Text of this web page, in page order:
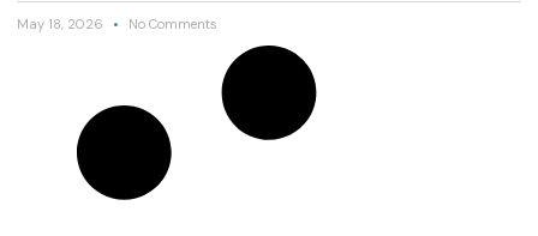
May 18, 2026 No Comments